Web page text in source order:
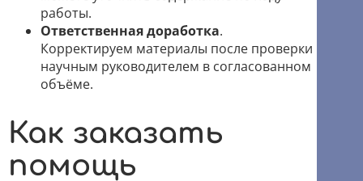
работы.
Ответственная доработка.
Корректируем материалы после проверки
научным руководителем в согласованном
объёме.
Как заказать
помощь